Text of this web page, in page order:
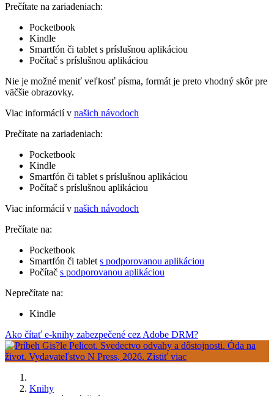
Prečítate na zariadeniach:
Pocketbook
Kindle
Smartfón či tablet s príslušnou aplikáciou
Počítač s príslušnou aplikáciou
Nie je možné meniť veľkosť písma, formát je preto vhodný skôr pre
väčšie obrazovky.
Viac informácií v našich návodoch
Prečítate na zariadeniach:
Pocketbook
Kindle
Smartfón či tablet s príslušnou aplikáciou
Počítač s príslušnou aplikáciou
Viac informácií v našich návodoch
Prečítate na:
Pocketbook
Smartfón či tablet s podporovanou aplikáciou
Počítač s podporovanou aplikáciou
Neprečítate na:
Kindle
Ako čítať e-knihy zabezpečené cez Adobe DRM?
Knihy